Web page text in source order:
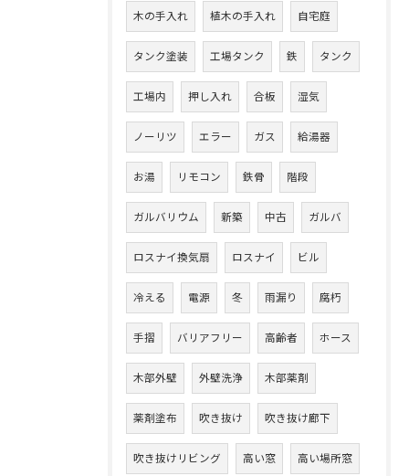
木の手入れ 植木の手入れ 自宅庭
タンク塗装 工場タンク 鉄 タンク
工場内 押し入れ 合板 湿気
ノーリツ エラー ガス 給湯器
お湯 リモコン 鉄骨 階段
ガルバリウム 新築 中古 ガルバ
ロスナイ換気扇 ロスナイ ビル
冷える 電源 冬 雨漏り 腐朽
手摺 バリアフリー 高齢者 ホース
木部外壁 外壁洗浄 木部薬剤
薬剤塗布 吹き抜け 吹き抜け廊下
吹き抜けリビング 高い窓 高い場所窓